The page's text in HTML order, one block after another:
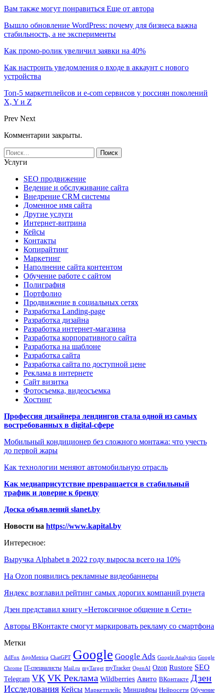
Вам также могут понравиться Еще от автора
Вышло обновление WordPress: почему для бизнеса важна
стабильность, а не эксперименты
Как промо-ролик увеличил заявки на 40%
Как настроить уведомления о входе в аккаунт с нового
устройства
Топ-5 маркетплейсов и e-com сервисов у россиян поколений
X, Y и Z
Prev Next
Комментарии закрыты.
Услуги
SEO продвижение
Ведение и обслуживание сайта
Внедрение CRM системы
Доменное имя сайта
Другие услуги
Интернет-витрина
Кейсы
Контакты
Копирайтинг
Маркетинг
Наполнение сайта контентом
Обучение работе с сайтом
Полиграфия
Портфолио
Продвижение в социальных сетях
Разработка Landing-page
Разработка дизайна
Разработка интернет-магазина
Разработка корпоративного сайта
Разработка на шаблоне
Разработка сайта
Разработка сайта по доступной цене
Реклама в интернете
Сайт визитка
Фотосъемка, видеосъемка
Хостинг
Профессия дизайнера лендингов стала одной из самых
востребованных в digital-сфере
Мобильный кондиционер без сложного монтажа: что учесть
до первой жары
Как технологии меняют автомобильную отрасль
Как медиаприсутствие превращается в стабильный
трафик и доверие к бренду
Доска объявлений slanet.by
Новости на https://www.kapital.by
Интересное:
Выручка Alphabet в 2022 году выросла всего на 10%
На Ozon появились рекламные видеобаннеры
Яндекс возглавил рейтинг самых дорогих компаний рунета
Дзен представил книгу «Нетоксичное общение в Сети»
Авторы ВКонтакте смогут маркировать рекламу со смартфона
Метки
AdFox AppMetrica ChatGPT Google Google Ads Google Analytics Google
Chrome IT-специалисты Mail.ru myTarget myTracker OpenAI Ozon Rustore SEO
Telegram VK VK Реклама Wildberries Авито ВКонтакте Дзен
Исследования Кейсы Маркетплейс Минцифры Нейросети Обучение